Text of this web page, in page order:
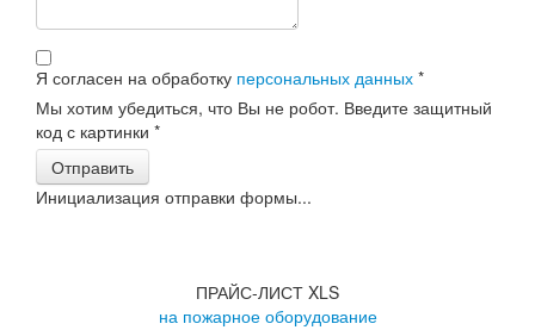
Я согласен на обработку персональных данных *
Мы хотим убедиться, что Вы не робот. Введите защитный
код с картинки *
Отправить
Инициализация отправки формы...
ПРАЙС-ЛИСТ XLS
на пожарное оборудование